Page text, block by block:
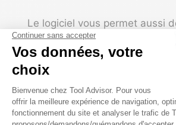
Le logiciel vous permet aussi
alertes emails pour ne rien
sujet de votre association.
Tarifs